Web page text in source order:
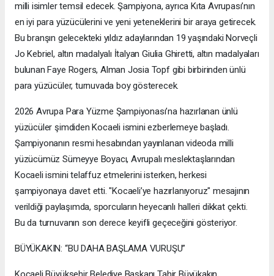
milli isimler temsil edecek. Şampiyona, ayrıca Kıta Avrupası’nın
en iyi para yüzücülerini ve yeni yeteneklerini bir araya getirecek.
Bu branşın gelecekteki yıldız adaylarından 19 yaşındaki Norveçli
Jo Kebriel, altın madalyalı İtalyan Giulia Ghiretti, altın madalyaları
bulunan Faye Rogers, Alman Josia Topf gibi birbirinden ünlü
para yüzücüler, turnuvada boy gösterecek.
2026 Avrupa Para Yüzme Şampiyonası’na hazırlanan ünlü
yüzücüler şimdiden Kocaeli ismini ezberlemeye başladı.
Şampiyonanın resmi hesabından yayınlanan videoda milli
yüzücümüz Sümeyye Boyacı, Avrupalı meslektaşlarından
Kocaeli ismini telaffuz etmelerini isterken, herkesi
şampiyonaya davet etti. "Kocaeli’ye hazırlanıyoruz" mesajının
verildiği paylaşımda, sporcuların heyecanlı halleri dikkat çekti.
Bu da turnuvanın son derece keyifli geçeceğini gösteriyor.
BÜYÜKAKIN: “BU DAHA BAŞLAMA VURUŞU”